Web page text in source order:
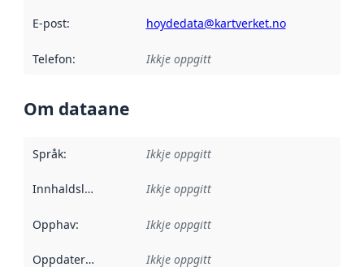
E-post: hoydedata@kartverket.no
Telefon: Ikkje oppgitt
Om dataane
Språk: Ikkje oppgitt
Innhaldsleverandørar :
Ikkje oppgitt
Opphav: Ikkje oppgitt
Oppdateringsfrekvens :
Ikkje oppgitt